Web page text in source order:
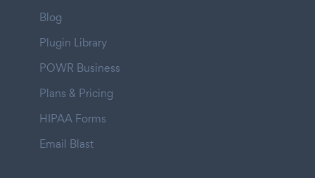
Blog
Plugin Library
POWR Business
Plans & Pricing
HIPAA Forms
Email Blast